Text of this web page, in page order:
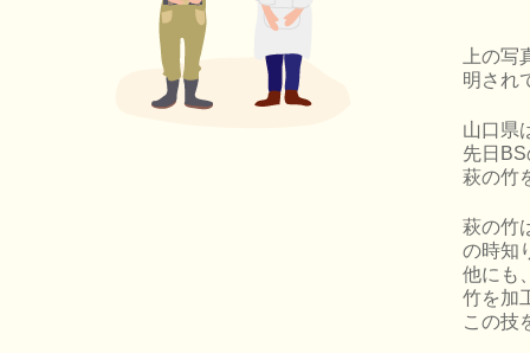
上の
明され
山口県
先日
萩の竹
萩の竹
の時知
他にも
竹を加
この技